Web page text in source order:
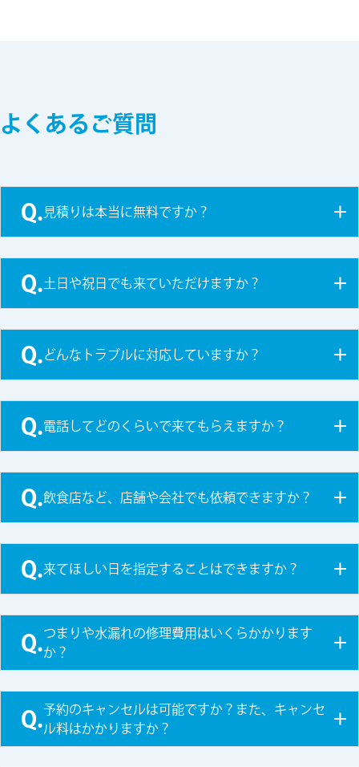
よくあるご質問
Q. 見積りは本当に無料ですか？
Q.土日や祝日でも来ていただけますか？
Q.どんなトラブルに対応していますか？
Q.電話してどのくらいで来てもらえますか？
Q.飲食店など、店舗や会社でも依頼できますか？
Q.来てほしい日を指定することはできますか？
Q.つまりや水漏れの修理費用はいくらかかります
か？
Q.予約のキャンセルは可能ですか？また、キャンセ
ル料はかかりますか？